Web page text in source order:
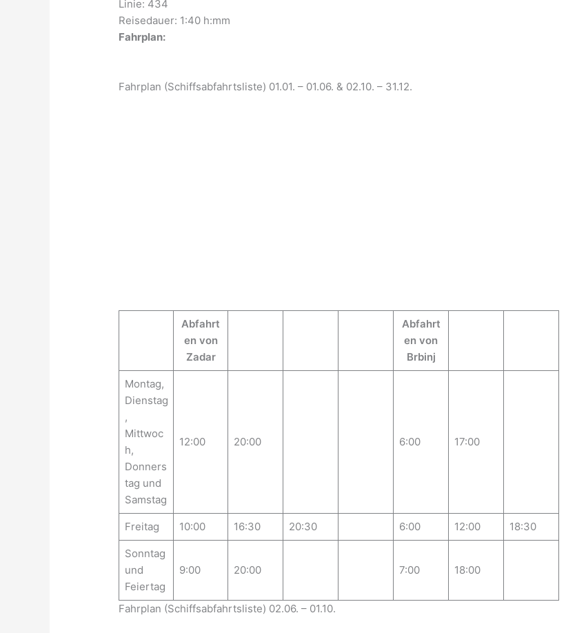
Linie: 434
Reisedauer: 1:40 h:mm
Fahrplan:
Fahrplan (Schiffsabfahrtsliste) 01.01. – 01.06. & 02.10. – 31.12.
Abfahrt
en von
Zadar
Abfahrt
en von
Brbinj
Montag,
Dienstag
,
Mittwoc
h,
Donners
tag und
Samstag
12:00 20:00 6:00 17:00
Freitag 10:00 16:30 20:30 6:00 12:00 18:30
Sonntag
und
Feiertag
9:00 20:00 7:00 18:00
Fahrplan (Schiffsabfahrtsliste) 02.06. – 01.10.